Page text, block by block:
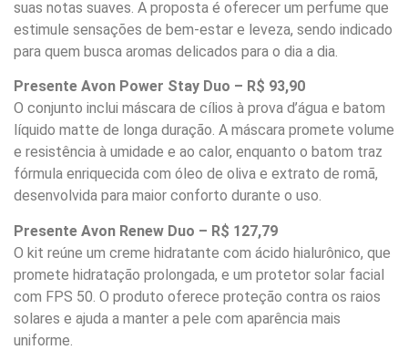
suas notas suaves. A proposta é oferecer um perfume que
estimule sensações de bem-estar e leveza, sendo indicado
para quem busca aromas delicados para o dia a dia.
Presente Avon Power Stay Duo – R$ 93,90
O conjunto inclui máscara de cílios à prova d’água e batom
líquido matte de longa duração. A máscara promete volume
e resistência à umidade e ao calor, enquanto o batom traz
fórmula enriquecida com óleo de oliva e extrato de romã,
desenvolvida para maior conforto durante o uso.
Presente Avon Renew Duo – R$ 127,79
O kit reúne um creme hidratante com ácido hialurônico, que
promete hidratação prolongada, e um protetor solar facial
com FPS 50. O produto oferece proteção contra os raios
solares e ajuda a manter a pele com aparência mais
uniforme.